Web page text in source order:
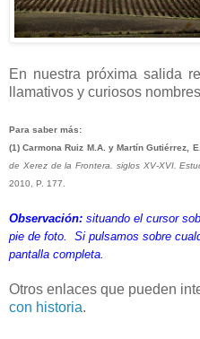
En nuestra próxima salida
llamativos y curiosos
Para saber más:
(1) Carmona Ruiz M.A. y Martín Gutiérrez,
de Xerez de la Frontera. siglos XV-XVI.
2010, P. 177.
Observación: situando el cursor
pie de foto. Si pulsamos sobre
pantalla completa.
Otros enlaces que pueden
con historia.